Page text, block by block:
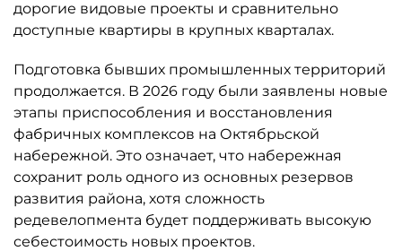
дорогие видовые проекты и сравнительно
доступные квартиры в крупных кварталах.
Подготовка бывших промышленных территорий
продолжается. В 2026 году были заявлены новые
этапы приспособления и восстановления
фабричных комплексов на Октябрьской
набережной. Это означает, что набережная
сохранит роль одного из основных резервов
развития района, хотя сложность
редевелопмента будет поддерживать высокую
себестоимость новых проектов.